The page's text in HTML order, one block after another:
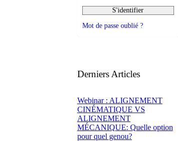
Mot de passe oublié ?
Derniers Articles
Webinar : ALIGNEMENT
CINÉMATIQUE VS
ALIGNEMENT
MÉCANIQUE: Quelle option
pour quel genou?